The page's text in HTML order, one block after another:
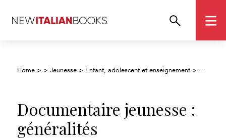
Home > >Jeunesse > Enfant, adolescent et enseignement >
Documentaire jeunesse :
généralités